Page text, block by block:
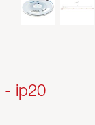
a medida
técnicas de diseño
- ip20